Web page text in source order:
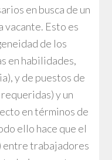
en busca de un
vacante. Esto es
de los
en habilidades,
y de puestos de
y un
en términos de
ello hace que el
entre trabajadores